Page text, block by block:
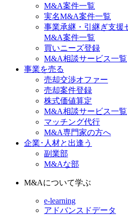
M&A案件一覧
実名M&A案件一覧
事業承継・引継ぎ支援
M&A案件一覧
買いニーズ登録
M&A相談サービス一覧
事業を売る
売却交渉オファー
売却案件登録
株式価値算定
M&A相談サービス一覧
マッチング代行
M&A専門家の方へ
企業･人材と出逢う
副業部
M&Aな部
M&Aについて学ぶ
e-learning
アドバンスドデータ